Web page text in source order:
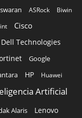
ASRock
Biwin
Cisco
Dell Technologies
Google
HP Huawei
Artificial
Alaris Lenovo